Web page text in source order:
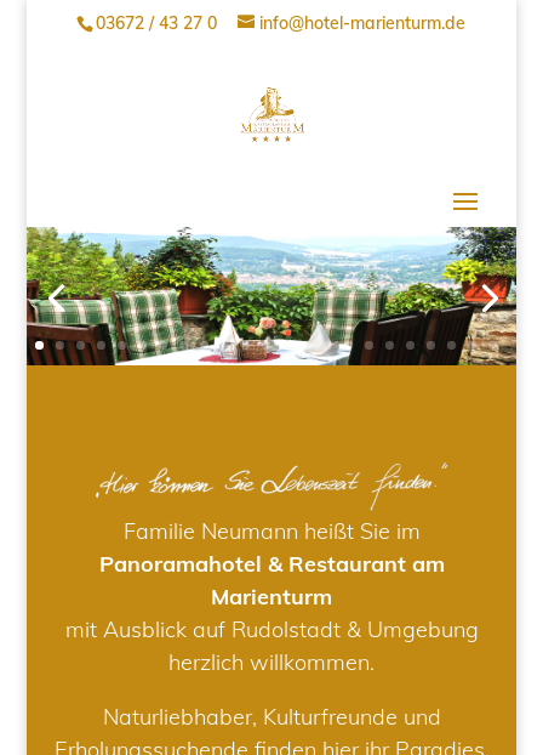
03672 / 43 27 0 info@hotel-marienturm.de
Familie Neumann heißt Sie im
Panoramahotel & Restaurant am
Marienturm
mit Ausblick auf Rudolstadt & Umgebung
herzlich willkommen.
Naturliebhaber, Kulturfreunde und